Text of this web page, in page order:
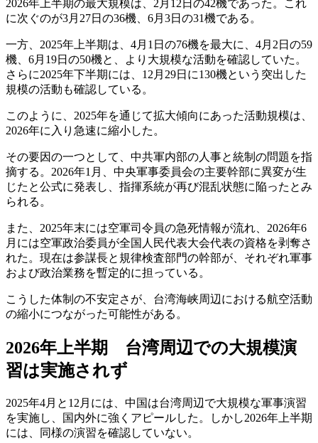
2026年上半期の最大規模は、2月12日の42機であった。これ
に次ぐのが3月27日の36機、6月3日の31機である。
一方、2025年上半期は、4月1日の76機を最大に、4月2日の59
機、6月19日の50機と、より大規模な活動を確認していた。
さらに2025年下半期には、12月29日に130機という突出した
規模の活動も確認している。
このように、2025年を通じて拡大傾向にあった活動規模は、
2026年に入り急速に縮小した。
その要因の一つとして、中共軍内部の人事と統制の問題を指
摘する。2026年1月、中央軍事委員会の主要幹部に異変が生
じたと公式に発表し、指揮系統が再び混乱状態に陥ったとみ
られる。
また、2025年末には空軍司令員の急死情報が流れ、2026年6
月には空軍政治委員が全国人民代表大会代表の資格を剥奪さ
れた。現在は参謀長と規律検査部門の幹部が、それぞれ軍事
および政治業務を暫定的に担っている。
こうした体制の不安定さが、台湾海峡周辺における航空活動
の縮小につながった可能性がある。
2026年上半期 台湾周辺での大規模演
習は実施されず
2025年4月と12月には、中国は台湾周辺で大規模な軍事演習
を実施し、国内外に強くアピールした。しかし2026年上半期
には、同様の演習を確認していない。